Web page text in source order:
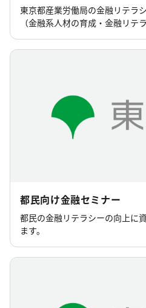
東京都産業労働局の金融リテラ
（金融系人材の育成・金融リテ
都民向け金融セミナー
都民の金融リテラシーの向上に
ます。